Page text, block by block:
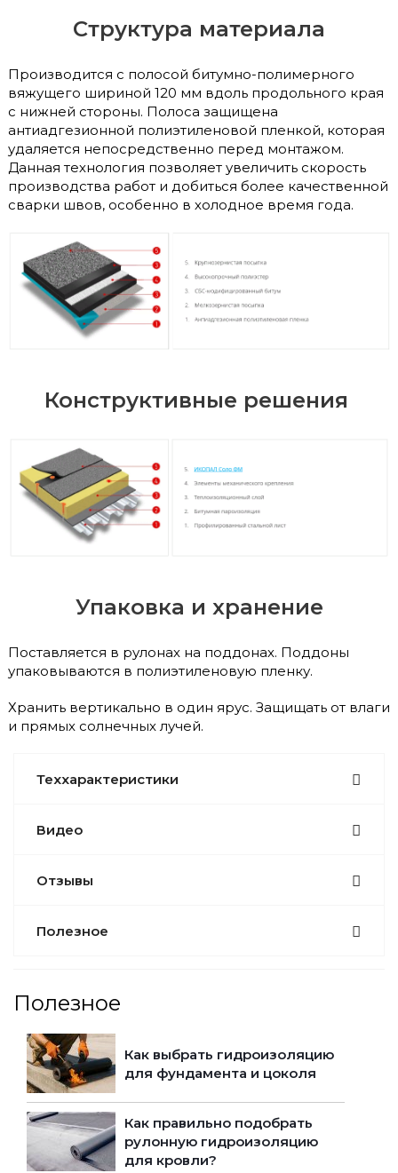
Структура материала
Производится с полосой битумно-полимерного
вяжущего шириной 120 мм вдоль продольного края
с нижней стороны. Полоса защищена
антиадгезионной полиэтиленовой пленкой, которая
удаляется непосредственно перед монтажом.
Данная технология позволяет увеличить скорость
производства работ и добиться более качественной
сварки швов, особенно в холодное время года.
Конструктивные решения
Упаковка и хранение
Поставляется в рулонах на поддонах. Поддоны
упаковываются в полиэтиленовую пленку.
Хранить вертикально в один ярус. Защищать от влаги
и прямых солнечных лучей.
Теххарактеристики
Видео
Отзывы
Полезное
Полезное
Как выбрать гидроизоляцию
для фундамента и цоколя
Как правильно подобрать
рулонную гидроизоляцию
для кровли?